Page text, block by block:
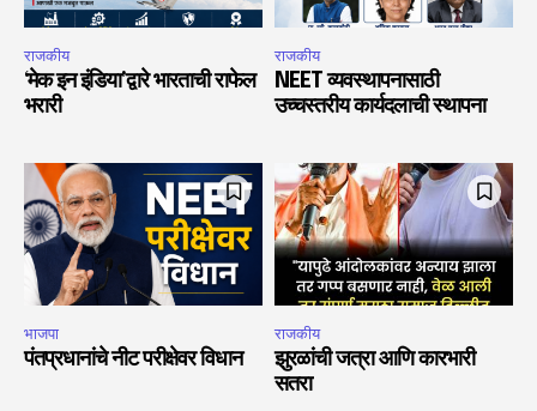
राजकीय
‘मेक इन इंडिया’द्वारे भारताची राफेल
भरारी
राजकीय
NEET व्यवस्थापनासाठी
उच्चस्तरीय कार्यदलाची स्थापना
भाजपा
पंतप्रधानांचे नीट परीक्षेवर विधान
राजकीय
झुरळांची जत्रा आणि कारभारी
सतरा